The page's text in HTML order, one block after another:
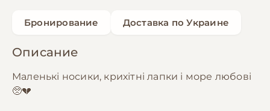
Бронирование Доставка по Украине
Описание
Маленькі носики, крихітні лапки і море любові
🥺💔